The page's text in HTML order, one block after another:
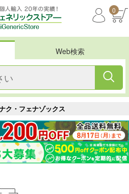
0
Web検索
ク・フェナゾックス